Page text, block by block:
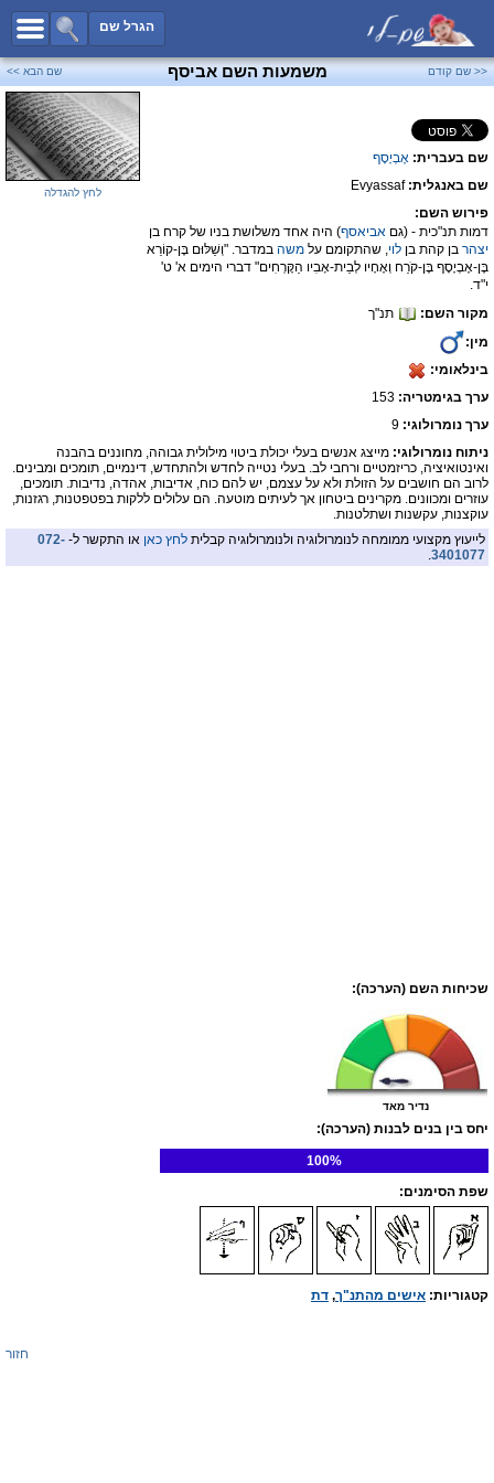
הגרל שם
כל השמות
שמות לבנים
שמות לבנות
שמות משותפים
שמות נפוצים
<< שם קודם משמעות השם אביסף שם הבא >>
שם בעברית: אֶבְיָסָף
שם באנגלית:Evyassaf
פירוש השם:
דמות תנ"כית - (גם אביאסף) היה אחד משלושת בניו של קרח בן
יצהר בן קהת בן לוי, שהתקומם על משה במדבר. "וְשַׁלּוּם בֶּן-קוֹרֵא
בֶּן-אֶבְיָסָף בֶּן-קֹרַח וְאֶחָיו לְבֵית-אָבִיו הַקָּרְחִים" דברי הימים א' ט'
י"ד.
מקור השם:
תנ"ך
מין:
בינלאומי:
ערך בגימטריה:
ערך נומרולוגי: 9
לחץ להגדלה
ניתוח נומרולוגי: מייצג אנשים בעלי יכולת ביטוי מילולית גבוהה, מחוננים בהבנה
ואינטואיציה, כריזמטיים ורחבי לב. בעלי נטייה לחדש ולהתחדש, דינמיים, תומכים ומבינים.
לרוב הם חושבים על הזולת ולא על עצמם, יש להם כוח, אדיבות, אהדה, נדיבות. תומכים,
עוזרים ומכוונים. מקרינים ביטחון אך לעיתים מוטעה. הם עלולים ללקות בפטפטנות, רגזנות,
עוקצנות, עקשנות ושתלטנות.
לייעוץ מקצועי ממומחה לנומרולוגיה ולנומרולוגיה קבלית לחץ כאן או התקשר ל- 072-
3401077
.
שכיחות השם (הערכה):
נדיר מאד
יחס בין בנים לבנות (הערכה):
100%
שפת הסימנים:
קטגוריות: אישים מהתנ"ך, דת
חזור